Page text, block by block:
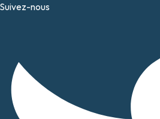
Suivez-nous